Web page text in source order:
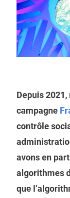
Depuis
campagne
contrôle
avons en
algorithmes
que